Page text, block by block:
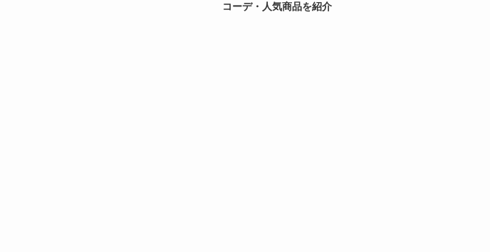
コーデ・人気商品を紹介